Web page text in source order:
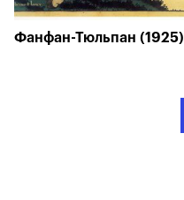
Фанфан-Тюльпан (1925)